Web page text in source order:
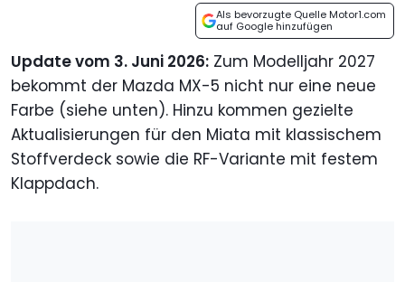
Als bevorzugte Quelle Motor1.com
auf Google hinzufügen
Update vom 3. Juni 2026: Zum Modelljahr 2027
bekommt der Mazda MX-5 nicht nur eine neue
Farbe (siehe unten). Hinzu kommen gezielte
Aktualisierungen für den Miata mit klassischem
Stoffverdeck sowie die RF-Variante mit festem
Klappdach.